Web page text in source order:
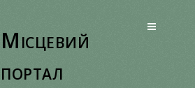
Місцевий
портал